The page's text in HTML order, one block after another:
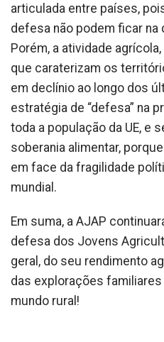
articulada entre países,
defesa não podem ficar na
Porém, a atividade
que caraterizam os
em declínio ao longo dos
estratégia de “defesa” na
toda a população da UE, e
soberania alimentar,
em face da fragilidade
mundial.
Em suma, a AJAP
defesa dos Jovens
geral, do seu rendimento
das explorações
mundo rural!